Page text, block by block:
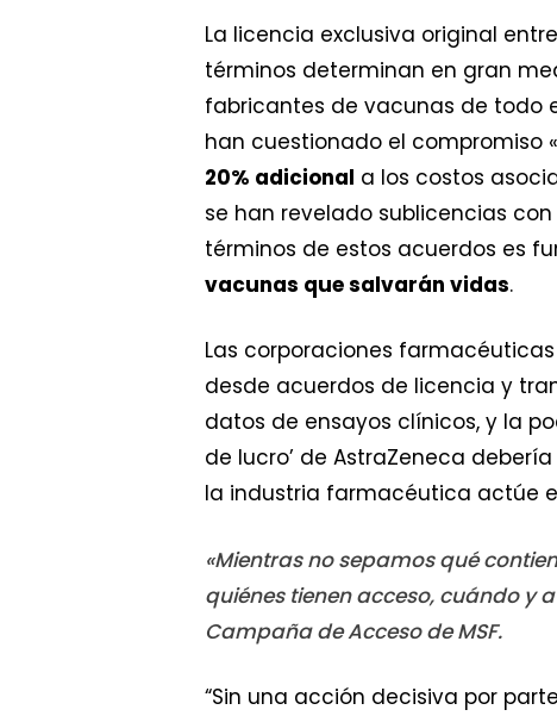
La licencia exclusiva original
términos determinan en gran
fabricantes de vacunas de todo
han cuestionado el compromiso
20% adicional a los costos
se han revelado sublicencias
términos de estos acuerdos es
vacunas que salvarán vidas.
Las corporaciones
desde acuerdos de licencia y
datos de ensayos clínicos, y la
de lucro’ de AstraZeneca
la industria farmacéutica actúe
«Mientras no sepamos qué
quiénes tienen acceso, cuándo y
Campaña de Acceso de MSF.
“Sin una acción decisiva por